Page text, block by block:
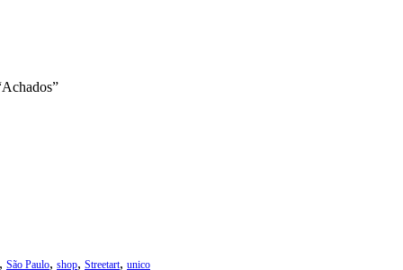
, São Paulo, shop, Streetart, unico